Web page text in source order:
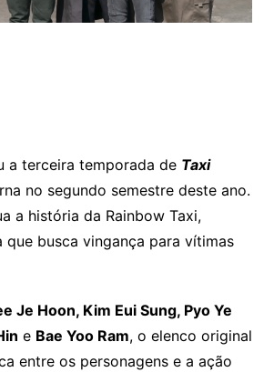
a terceira temporada de Taxi
no segundo semestre deste ano.
a história da Rainbow Taxi,
que busca vingança para vítimas
Je Hoon, Kim Eui Sung, Pyo Ye
e Bae Yoo Ram, o elenco original
entre os personagens e a ação